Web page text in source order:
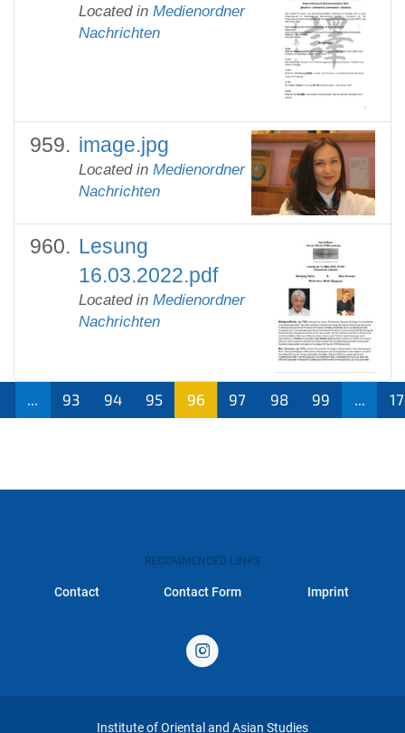
Located in Medienordner
Nachrichten
image.jpg
Located in Medienordner
Nachrichten
Lesung
16.03.2022.pdf
Located in Medienordner
Nachrichten
93 94 95 96 97 98 99
RECOMMENDED LINKS
Contact Contact Form Imprint
Institute of Oriental and Asian Studies